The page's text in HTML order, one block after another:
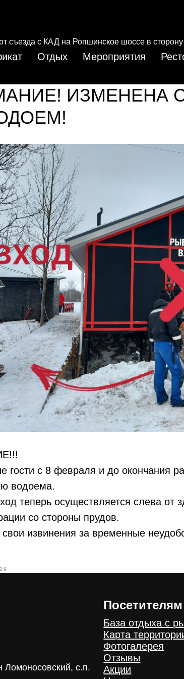
съезда с КАД на Ропшинское шоссе в
Отдых Мероприятия
ИЗМЕНЕНА
гости с 8 февраля и до окончания
водоема.
теперь осуществляется слева от
со стороны прудов.
извинения за временные
Ломоносовский, с.п.
Посетителям
База отдыха с
Карта
Фотогалерея
Отзывы
Акции